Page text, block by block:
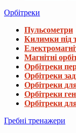
Орбітреки
Пульсометри
Килимки під
Магнітні
Орбітреки
Орбітреки
Орбітреки
Орбітреки
Орбітреки
Гребні тренажери